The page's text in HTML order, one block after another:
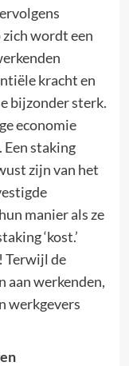
wordt een
kracht en
bijzonder sterk.
economie
Een staking
zijn van het
manier als ze
‘kost.’
Terwijl de
aan werkenden,
werkgevers